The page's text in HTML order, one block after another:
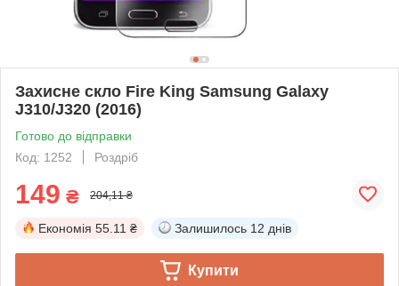
Захисне скло Fire King Samsung Galaxy
J310/J320 (2016)
Готово до відправки
Код: 1252
Роздріб
149 ₴ 204,11 ₴
Економія 55.11 ₴ Залишилось 12 днів
Купити